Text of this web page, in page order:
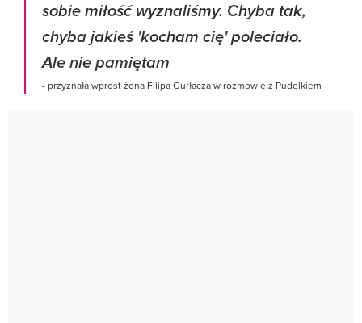
sobie miłość wyznaliśmy. Chyba tak,
chyba jakieś 'kocham cię' poleciało.
Ale nie pamiętam
- przyznała wprost żona Filipa Gurłacza w rozmowie z Pudelkiem